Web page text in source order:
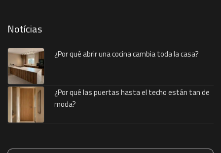
Notícias
¿Por qué abrir una cocina cambia toda la casa?
¿Por qué las puertas hasta el techo están tan de
moda?